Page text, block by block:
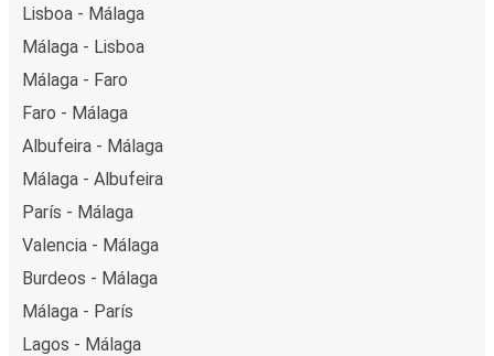
Lisboa - Málaga
Málaga - Lisboa
Málaga - Faro
Faro - Málaga
Albufeira - Málaga
Málaga - Albufeira
París - Málaga
Valencia - Málaga
Burdeos - Málaga
Málaga - París
Lagos - Málaga